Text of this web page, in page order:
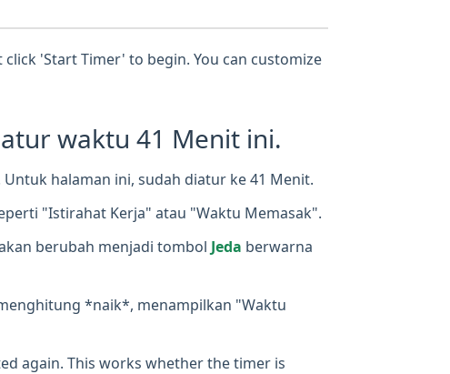
'Start Timer' to begin. You can customize
waktu 41 Menit ini.
halaman ini, sudah diatur ke 41 Menit.
"Istirahat Kerja" atau "Waktu Memasak".
berubah menjadi tombol Jeda berwarna
*naik*, menampilkan "Waktu
again. This works whether the timer is